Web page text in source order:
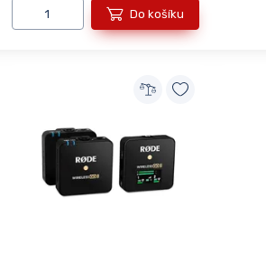
Do košíku